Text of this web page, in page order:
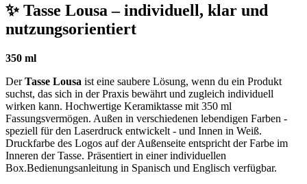
✨ Tasse Lousa – individuell, klar und
nutzungsorientiert
350 ml
DerTasse Lousa ist eine saubere Lösung, wenn du ein Produkt
suchst, das sich in der Praxis bewährt und zugleich individuell
wirken kann. Hochwertige Keramiktasse mit 350 ml
Fassungsvermögen. Außen in verschiedenen lebendigen Farben -
speziell für den Laserdruck entwickelt - und Innen in Weiß.
Druckfarbe des Logos auf der Außenseite entspricht der Farbe im
Inneren der Tasse. Präsentiert in einer individuellen
Box.Bedienungsanleitung in Spanisch und Englisch verfügbar.